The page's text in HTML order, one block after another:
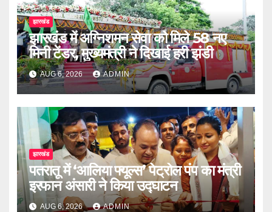
झारखंड
झारखंड में अग्निशमन सेवा को मिले 58 नए
मिनी टेंडर, मुख्यमंत्री ने दिखाई हरी झंडी
AUG 6, 2026 ADMIN
झारखंड
पतरातू में ‘आलिया फ्यूल्स’ पेट्रोल पंप का मंत्री
इरफान अंसारी ने किया उद्घाटन
AUG 6, 2026 ADMIN